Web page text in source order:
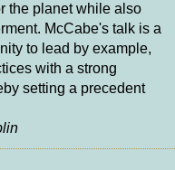
the planet while also
McCabe's talk is a
to lead by example,
with a strong
setting a precedent